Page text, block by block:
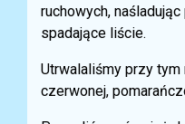
ruchowych,
spadające liście.
Utrwalaliśmy przy tym
czerwonej,